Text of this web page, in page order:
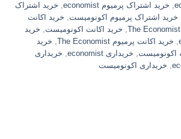
, خرید اشتراک پرمیوم economist , خرید اشتراک
خرید اشتراک پرمیوم اکونومیست, خرید اکانت
, خرید اکانت اکونومیست, خرید
, خرید اکانت پرمیوم The Economist , خرید
اکونومیست, خریداری economist , خریداری
, خریداری اکونومیست